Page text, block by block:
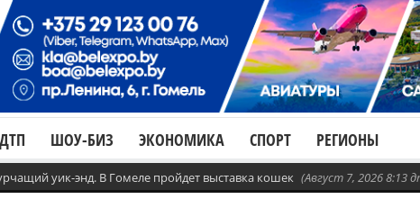
ДТП ШОУ-БИЗ ЭКОНОМИКА СПОРТ РЕГИОНЫ
уик-энд. В Гомеле пройдет выставка кошек (Август 7, 2026 8:13